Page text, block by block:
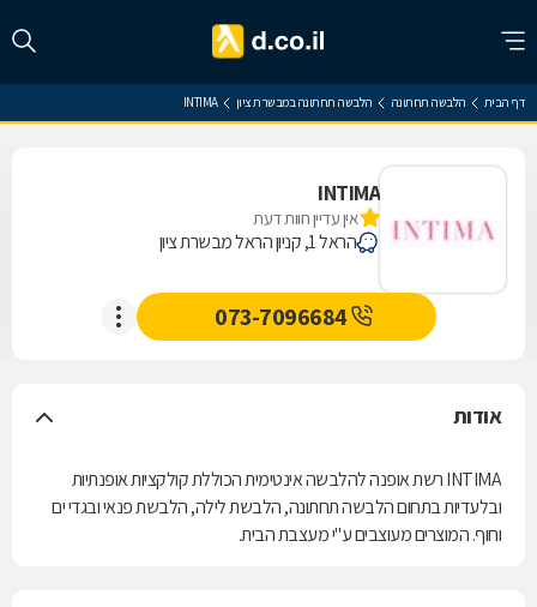
דף הבית הלבשה תחתונה הלבשה תחתונה במבשרת ציון INTIMA
INTIMA
אין עדיין חוות דעת
הראל 1, קניון הראל מבשרת ציון
073-7096684
אודות
INTIMA רשת אופנה להלבשה אינטימית הכוללת קולקציות אופנתיות
ובלעדיות בתחום הלבשה תחתונה, הלבשת לילה, הלבשת פנאי ובגדי ים
וחוף. המוצרים מעוצבים ע"י מעצבת הבית.